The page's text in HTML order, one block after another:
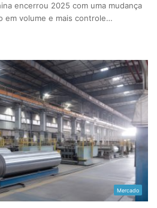
encerrou 2025 com uma mudança
em volume e mais controle…
Mercado